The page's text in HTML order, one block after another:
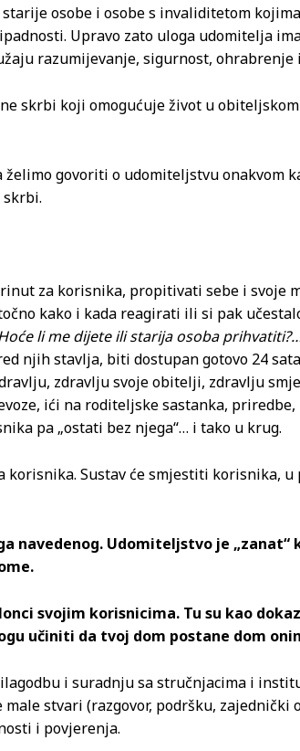
osobe i osobe s invaliditetom
Upravo zato uloga udomitelja
razumijevanje, sigurnost, ohrabrenje
skrbi koji omogućuje život u
govoriti o udomiteljstvu onakvom
skrbi.
za korisnika, propitivati sebe i svoje
kako i kada reagirati ili si pak
li me dijete ili starija osoba
njih stavlja, biti dostupan gotovo 24
zdravlju svoje obitelji, zdravlju
ići na roditeljske sastanka, priredbe,
pa „ostati bez njega“… i tako u krug.
Sustav će smjestiti korisnika, u
navedenog. Udomiteljstvo je „zanat“
svojim korisnicima. Tu su kao
učiniti da tvoj dom postane dom
i suradnju sa stručnjacima i
stvari (razgovor, podršku,
i povjerenja.